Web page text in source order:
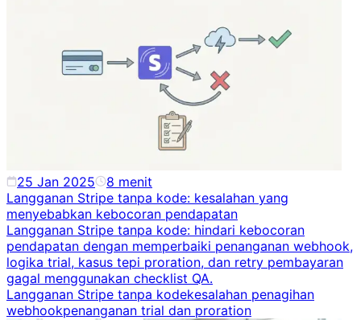
25 Jan 2025 8 menit
Langganan Stripe tanpa kode: kesalahan yang
menyebabkan kebocoran pendapatan
Langganan Stripe tanpa kode: hindari kebocoran
pendapatan dengan memperbaiki penanganan webhook,
logika trial, kasus tepi proration, dan retry pembayaran
gagal menggunakan checklist QA.
Langganan Stripe tanpa kodekesalahan penagihan
webhookpenanganan trial dan proration